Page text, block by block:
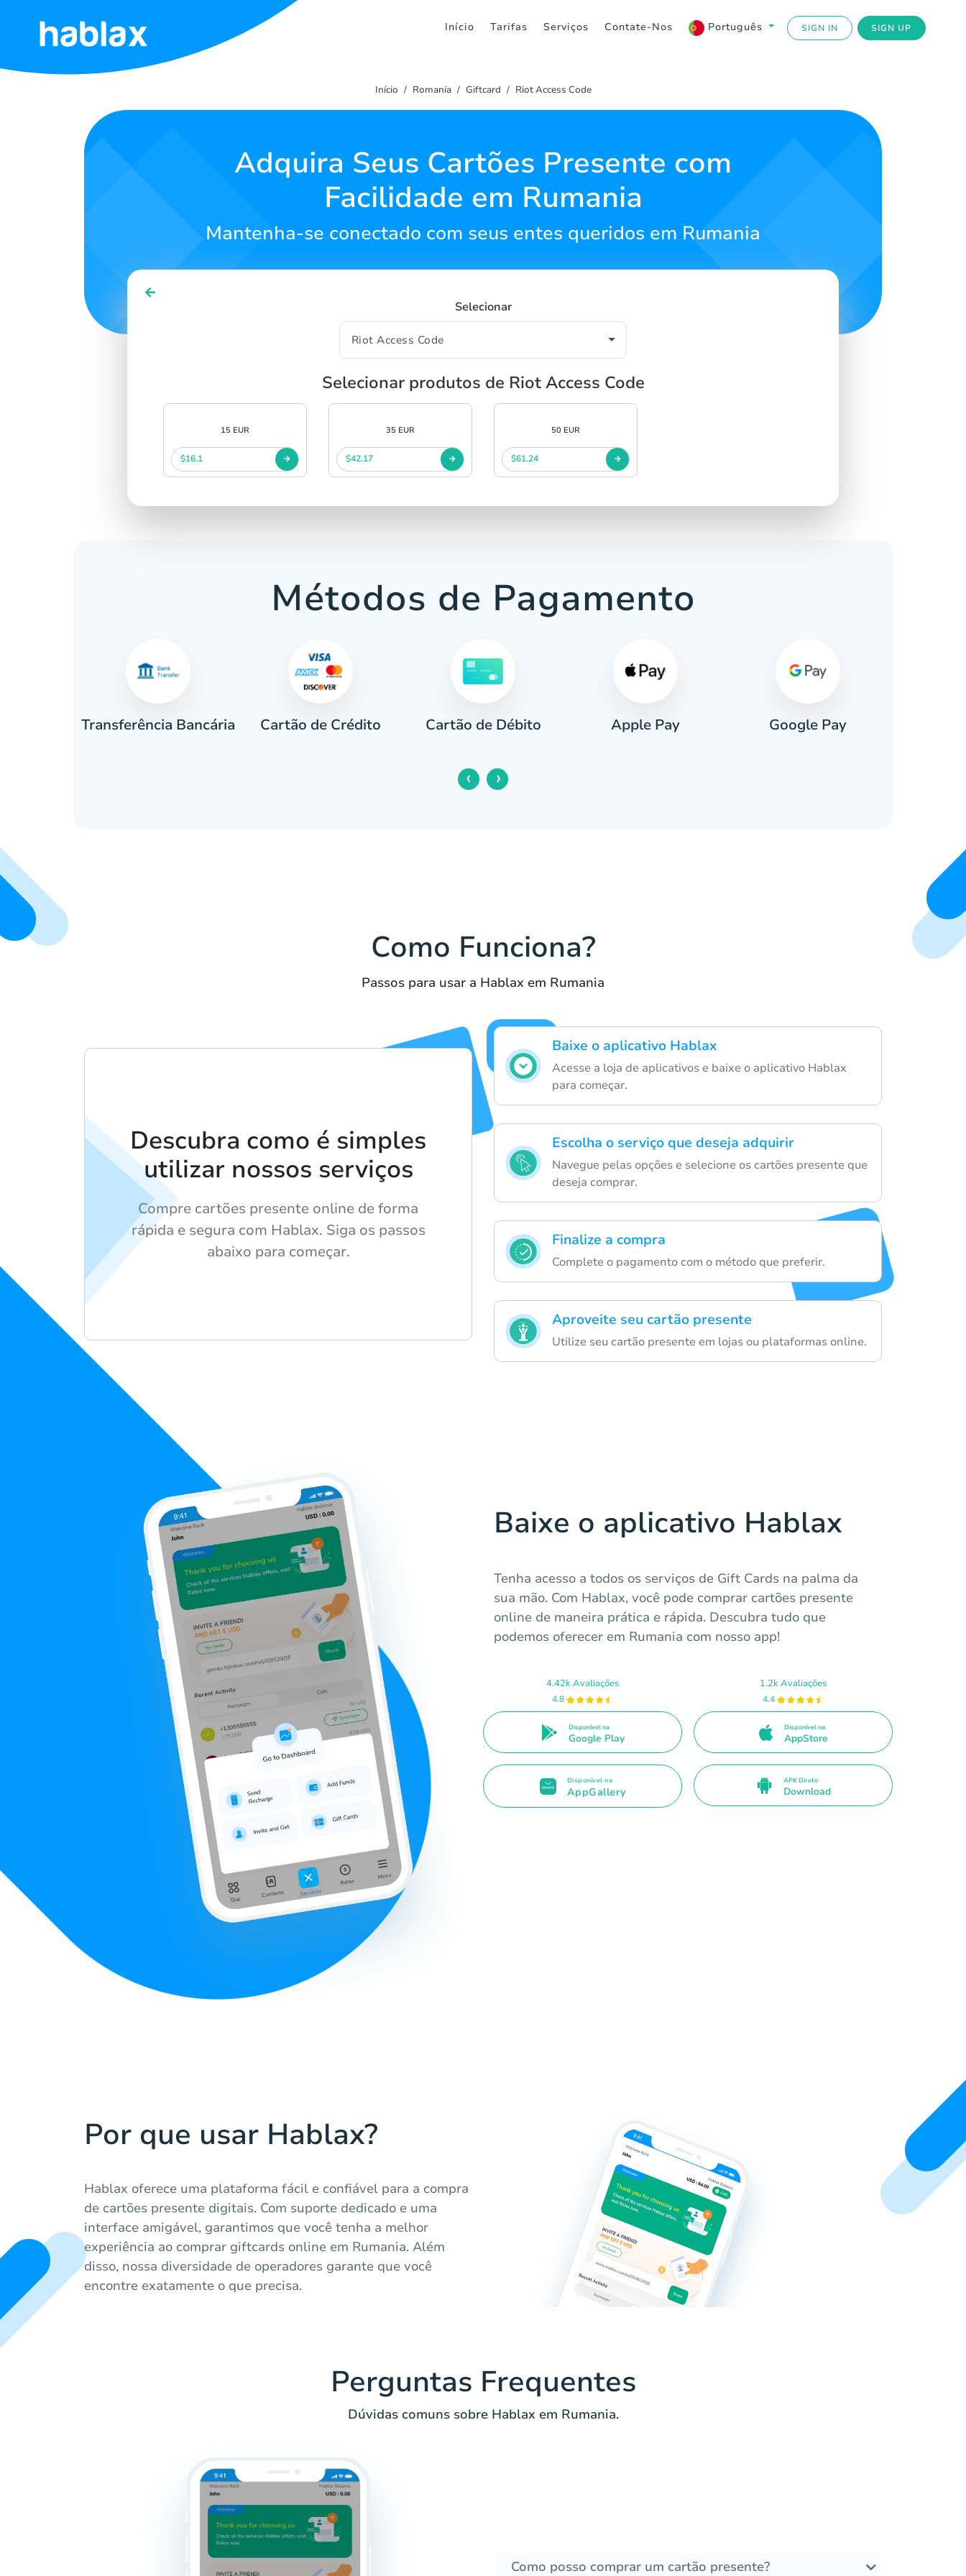
Início Tarifas Serviços Contate-Nos Português SIGN IN SIGN UP
Início
Início Romania Giftcard Riot Access Code
Adquira Seus Cartões Presente com
Facilidade em Rumania
Mantenha-se conectado com seus entes queridos em Rumania
Selecionar
Selecionar produtos de Riot Access Code
15 EUR
$16.1
35 EUR
$42.17
50 EUR
$61.24
Métodos de Pagamento
Transferência Bancária Cartão de Crédito Cartão de Débito Apple Pay Google Pay
‹ ›
Como Funciona?
Passos para usar a Hablax em Rumania
Baixe o aplicativo Hablax
Acesse a loja de aplicativos e baixe o aplicativo Hablax
para começar.
Escolha o serviço que deseja adquirir
Navegue pelas opções e selecione os cartões presente que
deseja comprar.
Finalize a compra
Complete o pagamento com o método que preferir.
Aproveite seu cartão presente
Utilize seu cartão presente em lojas ou plataformas online.
Descubra como é simples
utilizar nossos serviços
Compre cartões presente online de forma
rápida e segura com Hablax. Siga os passos
abaixo para começar.
Baixe o aplicativo Hablax
Tenha acesso a todos os serviços de Gift Cards na palma da
sua mão. Com Hablax, você pode comprar cartões presente
online de maneira prática e rápida. Descubra tudo que
podemos oferecer em Rumania com nosso app!
4.42k Avaliações
4.8
Disponível na
Google Play
1.2k Avaliações
4.4
Disponível na
AppStore
Disponível na
AppGallery
APK Direto
Download
Por que usar Hablax?
Hablax oferece uma plataforma fácil e confiável para a compra
de cartões presente digitais. Com suporte dedicado e uma
interface amigável, garantimos que você tenha a melhor
experiência ao comprar giftcards online em Rumania. Além
disso, nossa diversidade de operadores garante que você
encontre exatamente o que precisa.
Perguntas Frequentes
Dúvidas comuns sobre Hablax em Rumania.
Como posso comprar um cartão presente?